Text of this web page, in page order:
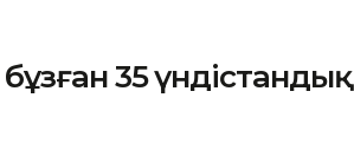
35 үндістандық